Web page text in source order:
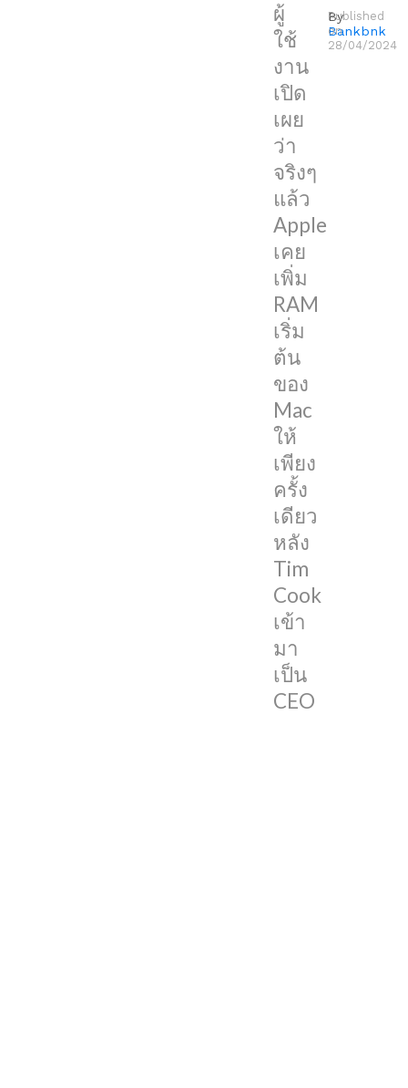
ผู้
ใช้
งาน
เปิด
เผย
ว่า
จริงๆ
แล้ว
Apple
เคย
เพิ่ม
RAM
เริ่ม
ต้น
ของ
Mac
ให้
เพียง
ครั้ง
เดียว
หลัง
Tim
Cook
เข้า
มา
เป็น
CEO
By
Bankbnk
Published
on
28/04/2024
ไม่
พอใช้
แล้ว
สำหรับ
ปัจจุบัน
แต่
Apple
ก็
ยัง
ไม่
เพิ่ม
ให้
สัก
ที
ต้อง
ให้
ผู้
ใช้
งาน
จ่าย
เงิน
เอง
ล่าสุด
มี
ผู้
ใช้
งาน